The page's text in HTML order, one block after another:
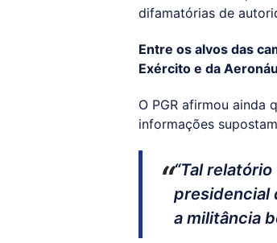
difamatórias de
Entre os alvos das
Exército e da
O PGR afirmou ainda
informações
“Tal
presidencial
a militância